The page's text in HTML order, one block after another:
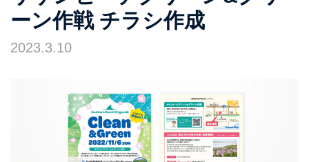
ーン作戦 チラシ作成
2023.3.10